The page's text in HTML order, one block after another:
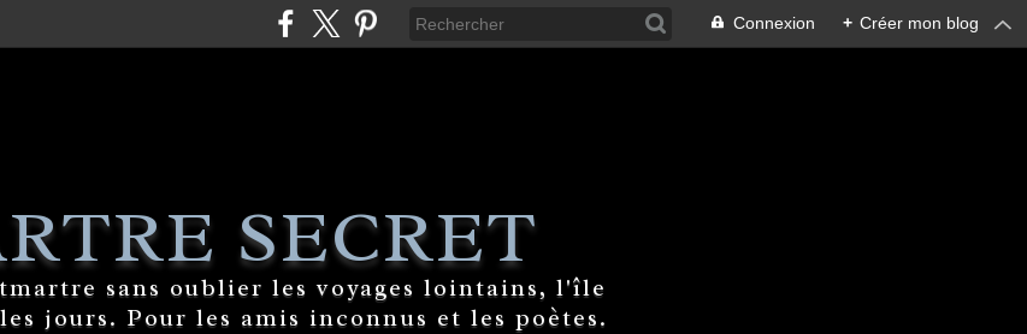
Connexion + Créer mon blog
SECRET
sans oublier les voyages lointains, l'île
jours. Pour les amis inconnus et les poètes.